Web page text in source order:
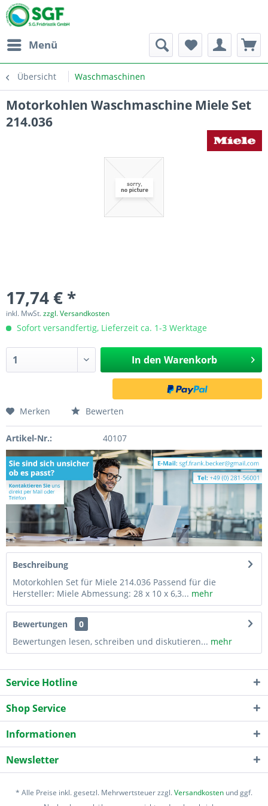
Menü
Übersicht Waschmaschinen
Motorkohlen Waschmaschine Miele Set
214.036
17,74 € *
inkl. MwSt.zzgl. Versandkosten
Sofort versandfertig, Lieferzeit ca. 1-3 Werktage
In den Warenkorb
Merken Bewerten
Artikel-Nr.: 40107
Beschreibung
Motorkohlen Set für Miele 214.036 Passend für die
Hersteller: Miele Abmessung: 28 x 10 x 6,3... mehr
Bewertungen
0
Bewertungen lesen, schreiben und diskutieren... mehr
Service Hotline
Shop Service
Informationen
Newsletter
* Alle Preise inkl. gesetzl. Mehrwertsteuer zzgl.Versandkosten und ggf.